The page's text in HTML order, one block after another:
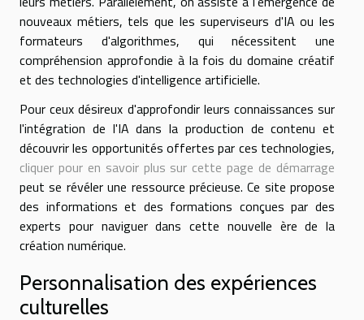
nouveaux métiers, tels que les superviseurs d'IA ou les
formateurs d'algorithmes, qui nécessitent une
compréhension approfondie à la fois du domaine créatif
et des technologies d'intelligence artificielle.
Pour ceux désireux d'approfondir leurs connaissances sur
l'intégration de l'IA dans la production de contenu et
découvrir les opportunités offertes par ces technologies,
cliquer pour en savoir plus sur cette page de démarrage
peut se révéler une ressource précieuse. Ce site propose
des informations et des formations conçues par des
experts pour naviguer dans cette nouvelle ère de la
création numérique.
Personnalisation des expériences
culturelles